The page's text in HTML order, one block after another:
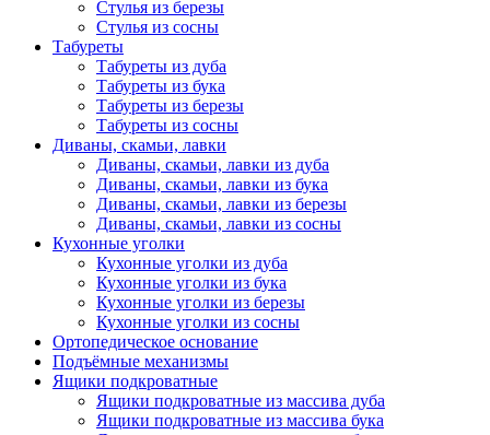
Стулья из березы
Стулья из сосны
Табуреты
Табуреты из дуба
Табуреты из бука
Табуреты из березы
Табуреты из сосны
Диваны, скамьи, лавки
Диваны, скамьи, лавки из дуба
Диваны, скамьи, лавки из бука
Диваны, скамьи, лавки из березы
Диваны, скамьи, лавки из сосны
Кухонные уголки
Кухонные уголки из дуба
Кухонные уголки из бука
Кухонные уголки из березы
Кухонные уголки из сосны
Ортопедическое основание
Подъёмные механизмы
Ящики подкроватные
Ящики подкроватные из массива дуба
Ящики подкроватные из массива бука